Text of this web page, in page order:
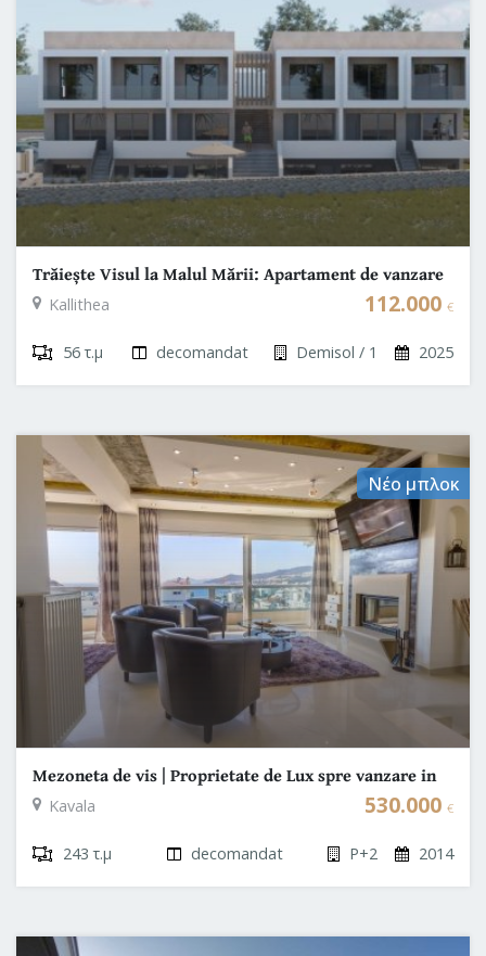
Trăiește Visul la Malul Mării: Apartament de vanzare
in Grecia || Halkidiki
Kallithea 112.000 €
56 τ.μ decomandat Demisol / 1 2025
Νέο μπλοκ
Mezoneta de vis | Proprietate de Lux spre vanzare in
Grecia | Kavala
Kavala 530.000 €
243 τ.μ decomandat P+2 2014